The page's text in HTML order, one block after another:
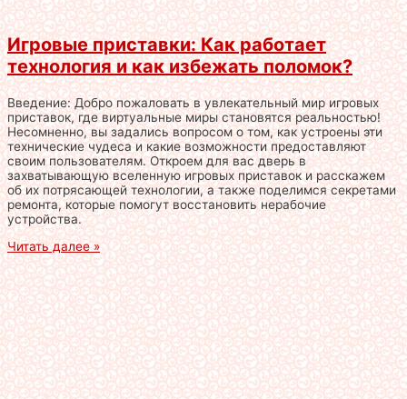
Игровые приставки: Как работает
технология и как избежать поломок?
Введение: Добро пожаловать в увлекательный мир игровых
приставок, где виртуальные миры становятся реальностью!
Несомненно, вы задались вопросом о том, как устроены эти
технические чудеса и какие возможности предоставляют
своим пользователям. Откроем для вас дверь в
захватывающую вселенную игровых приставок и расскажем
об их потрясающей технологии, а также поделимся секретами
ремонта, которые помогут восстановить нерабочие
устройства.
Читать далее »